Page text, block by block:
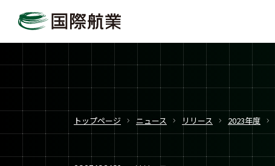
トップページ ニュース リリース 2023年度